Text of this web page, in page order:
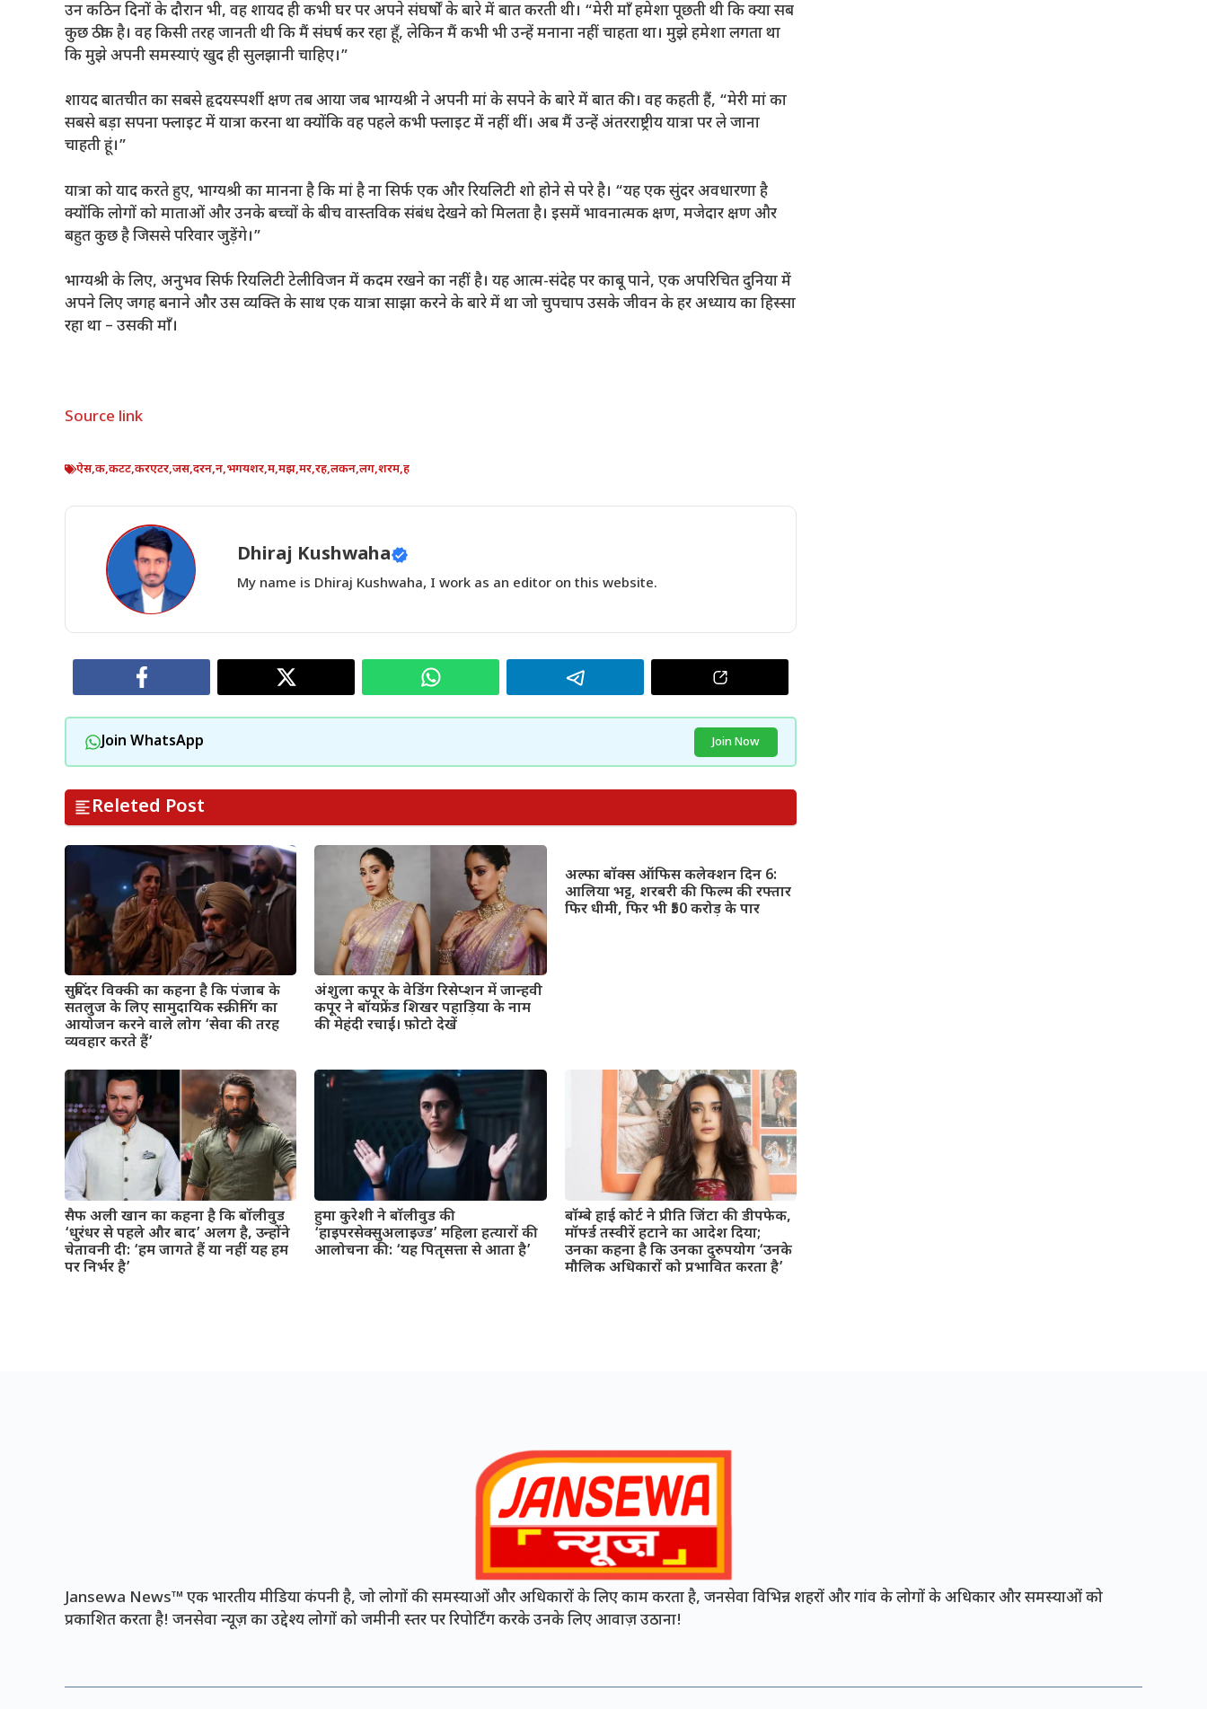
उन कठिन दिनों के दौरान भी, वह शायद ही कभी घर पर अपने संघर्षों के बारे में बात करती थी। “मेरी माँ हमेशा पूछती थी कि क्या सब
कुछ ठीक है। वह किसी तरह जानती थी कि मैं संघर्ष कर रहा हूँ, लेकिन मैं कभी भी उन्हें मनाना नहीं चाहता था। मुझे हमेशा लगता था
कि मुझे अपनी समस्याएं खुद ही सुलझानी चाहिए।”
शायद बातचीत का सबसे हृदयस्पर्शी क्षण तब आया जब भाग्यश्री ने अपनी मां के सपने के बारे में बात की। वह कहती हैं, “मेरी मां का
सबसे बड़ा सपना फ्लाइट में यात्रा करना था क्योंकि वह पहले कभी फ्लाइट में नहीं थीं। अब मैं उन्हें अंतरराष्ट्रीय यात्रा पर ले जाना
चाहती हूं।”
यात्रा को याद करते हुए, भाग्यश्री का मानना ​​है कि मां है ना सिर्फ एक और रियलिटी शो होने से परे है। “यह एक सुंदर अवधारणा है
क्योंकि लोगों को माताओं और उनके बच्चों के बीच वास्तविक संबंध देखने को मिलता है। इसमें भावनात्मक क्षण, मजेदार क्षण और
बहुत कुछ है जिससे परिवार जुड़ेंगे।”
भाग्यश्री के लिए, अनुभव सिर्फ रियलिटी टेलीविजन में कदम रखने का नहीं है। यह आत्म-संदेह पर काबू पाने, एक अपरिचित दुनिया में
अपने लिए जगह बनाने और उस व्यक्ति के साथ एक यात्रा साझा करने के बारे में था जो चुपचाप उसके जीवन के हर अध्याय का हिस्सा
रहा था – उसकी माँ।
Source link
ऐस,क,कटट,करएटर,जस,दरन,न,भगयशर,म,मझ,मर,रह,लकन,लग,शरम,ह
Dhiraj Kushwaha
My name is Dhiraj Kushwaha, I work as an editor on this website.
Join WhatsApp Join Now
Releted Post
सुबिंदर विक्की का कहना है कि पंजाब के
सतलुज के लिए सामुदायिक स्क्रीनिंग का
आयोजन करने वाले लोग ‘सेवा की तरह
व्यवहार करते हैं’
अंशुला कपूर के वेडिंग रिसेप्शन में जान्हवी
कपूर ने बॉयफ्रेंड शिखर पहाड़िया के नाम
की मेहंदी रचाई। फ़ोटो देखें
अल्फा बॉक्स ऑफिस कलेक्शन दिन 6:
आलिया भट्ट, शरबरी की फिल्म की रफ्तार
फिर धीमी, फिर भी ₹50 करोड़ के पार
सैफ अली खान का कहना है कि बॉलीवुड
‘धुरंधर से पहले और बाद’ अलग है, उन्होंने
चेतावनी दी: ‘हम जागते हैं या नहीं यह हम
पर निर्भर है’
हुमा कुरेशी ने बॉलीवुड की
‘हाइपरसेक्सुअलाइज्ड’ महिला हत्यारों की
आलोचना की: ‘यह पितृसत्ता से आता है’
बॉम्बे हाई कोर्ट ने प्रीति जिंटा की डीपफेक,
मॉर्फ्ड तस्वीरें हटाने का आदेश दिया;
उनका कहना है कि उनका दुरुपयोग ‘उनके
मौलिक अधिकारों को प्रभावित करता है’
Jansewa News™ एक भारतीय मीडिया कंपनी है, जो लोगों की समस्याओं और अधिकारों के लिए काम करता है, जनसेवा विभिन्न शहरों और गांव के लोगों के अधिकार और समस्याओं को
प्रकाशित करता है! जनसेवा न्यूज़ का उद्देश्य लोगों को जमीनी स्तर पर रिपोर्टिंग करके उनके लिए आवाज़ उठाना!